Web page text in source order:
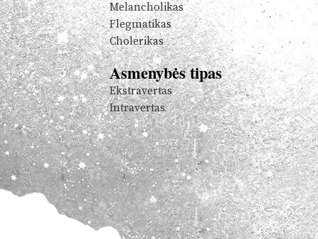
Melancholikas
Flegmatikas
Cholerikas
Asmenybės tipas
Ekstravertas
Intravertas